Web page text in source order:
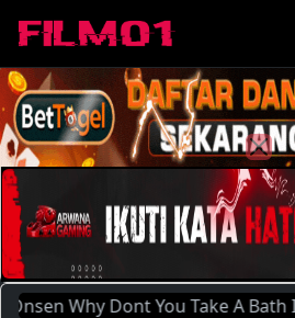
Dont You Take A Bath In